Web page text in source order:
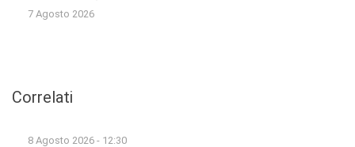
7 Agosto 2026
Correlati
8 Agosto 2026 - 12:30